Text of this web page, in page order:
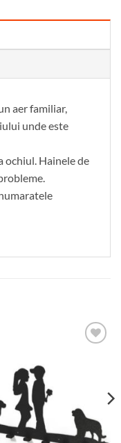
aer familiar,
unde este
ochiul. Hainele de